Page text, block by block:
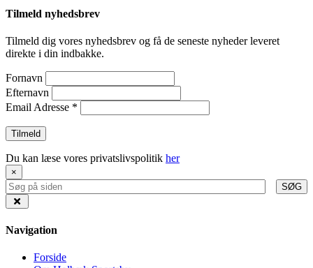
Tilmeld nyhedsbrev
Tilmeld dig vores nyhedsbrev og få de seneste nyheder leveret
direkte i din indbakke.
Fornavn
Efternavn
Email Adresse *
Du kan læse vores privatslivspolitik her
×
SØG
Navigation
Forside